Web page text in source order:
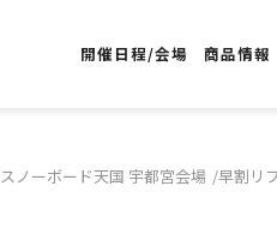
開催日程/会場 商品情報
スノーボード天国 宇都宮会場 早割リ